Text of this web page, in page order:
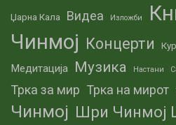
Џарна Кала Видеа Изложби
Чинмој Концерти
Медитација Музика Настани
Трка за мир Трка на мирот
Чинмој Шри Чинмој